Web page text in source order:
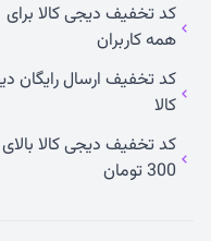
کد تخفیف دیجی کالا برای
همه کاربران
کد تخفیف ارسال رایگان
کالا
کد تخفیف دیجی کالا بالای
300 تومان